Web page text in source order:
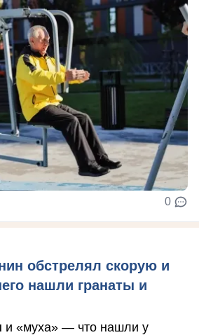
0
обстрелял скорую и
нашли гранаты и
и «муха» — что нашли у